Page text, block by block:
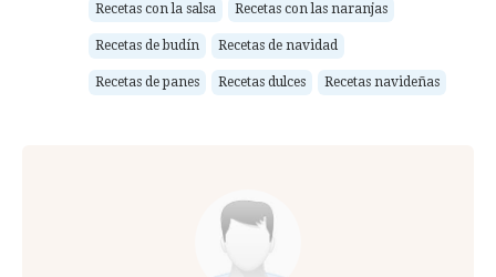
Recetas con la salsa Recetas con las naranjas
Recetas de budín Recetas de navidad
Recetas de panes Recetas dulces Recetas navideñas